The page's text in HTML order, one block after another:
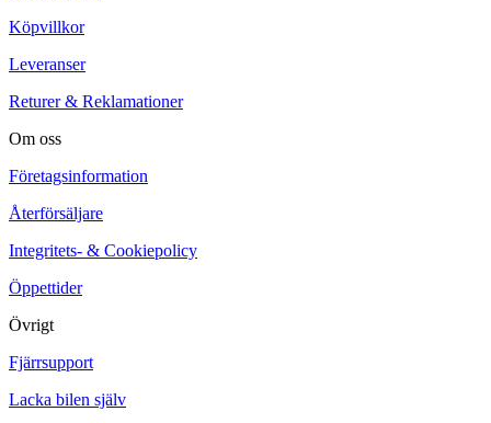
Köpvillkor
Leveranser
Returer & Reklamationer
Om oss
Företagsinformation
Återförsäljare
Integritets- & Cookiepolicy
Öppettider
Övrigt
Fjärrsupport
Lacka bilen själv